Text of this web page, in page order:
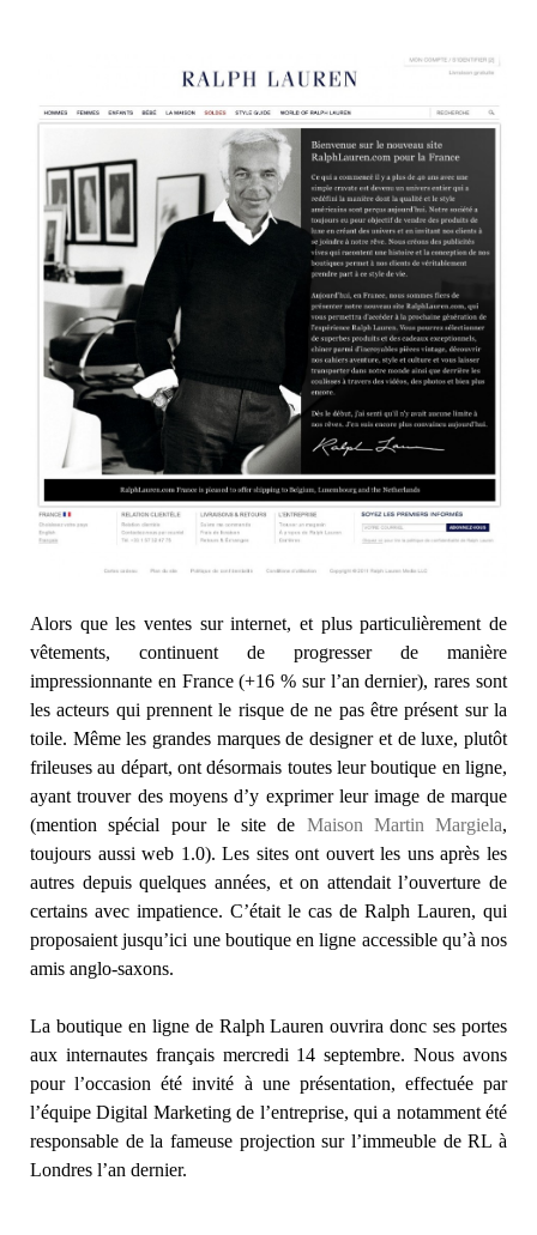
Alors que les ventes sur internet, et plus particulièrement de
vêtements, continuent de progresser de manière
impressionnante en France (+16 % sur l’an dernier), rares sont
les acteurs qui prennent le risque de ne pas être présent sur la
toile. Même les grandes marques de designer et de luxe, plutôt
frileuses au départ, ont désormais toutes leur boutique en ligne,
ayant trouver des moyens d’y exprimer leur image de marque
(mention spécial pour le site de Maison Martin Margiela,
toujours aussi web 1.0). Les sites ont ouvert les uns après les
autres depuis quelques années, et on attendait l’ouverture de
certains avec impatience. C’était le cas de Ralph Lauren, qui
proposaient jusqu’ici une boutique en ligne accessible qu’à nos
amis anglo-saxons.
La boutique en ligne de Ralph Lauren ouvrira donc ses portes
aux internautes français mercredi 14 septembre. Nous avons
pour l’occasion été invité à une présentation, effectuée par
l’équipe Digital Marketing de l’entreprise, qui a notamment été
responsable de la fameuse projection sur l’immeuble de RL à
Londres l’an dernier.